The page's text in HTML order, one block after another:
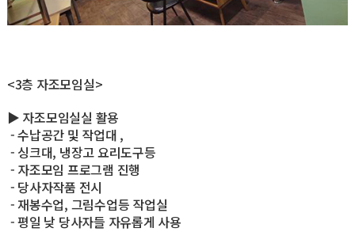
<3층 자조모임실>
▶ 자조모임실실 활용
- 수납공간 및 작업대 ,
- 싱크대, 냉장고 요리도구등
- 자조모임 프로그램 진행
- 당사자작품 전시
- 재봉수업, 그림수업등 작업실
- 평일 낮 당사자들 자유롭게 사용